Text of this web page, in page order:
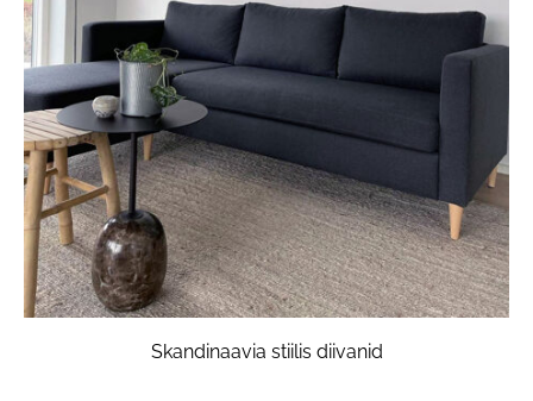
Skandinaavia stiilis diivanid